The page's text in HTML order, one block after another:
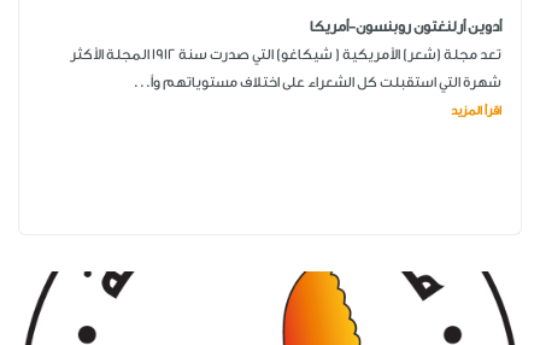
أدوين أرلنغتون روبنسون-أمريكا
تعد مجلة (شعر) الأمريكية ( شيكاغو) التي صدرت سنة 1912 المجلة الأكثر
شهرة التي استقبلت كل الشعراء على اختلاف مستوياتهم وأ...
اقرأ المزيد